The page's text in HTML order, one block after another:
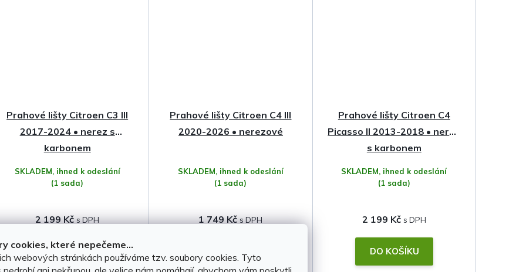
cookies, které nepečeme...
webových stránkách používáme tzv. soubory cookies. Tyto
Prahové lišty Citroen C3 III
2017-2024 • nerez s
karbonem
SKLADEM, ihned k odeslání
(1 sada)
2 199 Kč
DO KOŠÍKU
Prahové lišty Citroen C4 III
2020-2026 • nerezové
SKLADEM, ihned k odeslání
(1 sada)
1 749 Kč
Prahové lišty Citroen C4
Picasso II 2013-2018 • nerez
s karbonem
SKLADEM, ihned k odeslání
(1 sada)
2 199 Kč
DO KOŠÍKU